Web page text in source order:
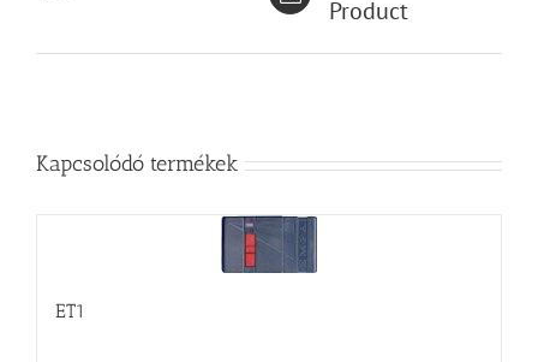
Product
Kapcsolódó termékek
ET1